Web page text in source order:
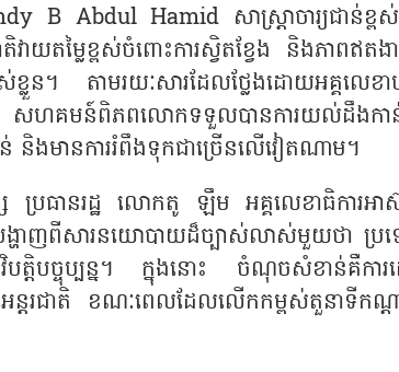
B Abdul Hamid សាស្ត្រាចារ្យជាន់ខ្ព
តម្លៃខ្ពស់ចំពោះការស្វិតខ្វែង និងភាពឥតងា
លួន។ តាមរយៈសារដែលថ្លែងដោយអគ្គលេខា
េះ សហគមន៍ពិភពលោកទទួលបានការយល់ដឹងកា
ងមានការរំពឹងទុកជាច្រើនលើវៀតណាម។
ស ប្រធានរដ្ឋ លោកតូ ឡឹម អគ្គលេខាធិការអា
ហាញពីសារនយោបាយដ៏ច្បាស់លាស់មួយថា ប្រ
វិបត្តិបច្ចុប្បន្ន។ ក្នុងនោះ ចំណុចសំខាន់គឺការ
អន្តរជាតិ ខណៈពេលដែលលើកកម្ពស់តួនាទីកណ្